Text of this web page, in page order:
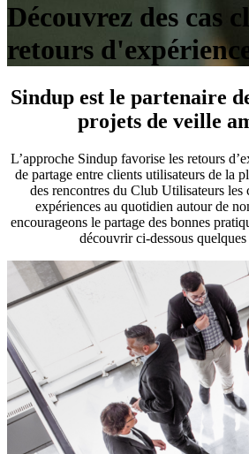
Découvrez des cas
retours
Sindup est le partenaire
projets de veille
L’approche Sindup favorise les retours
de partage entre clients utilisateurs de la
des rencontres du Club Utilisateurs les
expériences au quotidien autour de
encourageons le partage des bonnes
découvrir ci-dessous quelques